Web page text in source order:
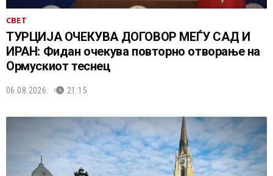
СВЕТ
ТУРЦИЈА ОЧЕКУВА ДОГОВОР МЕЃУ САД И
ИРАН: Фидан очекува повторно отворање на
Ормускиот теснец
06.08.2026. 21:15